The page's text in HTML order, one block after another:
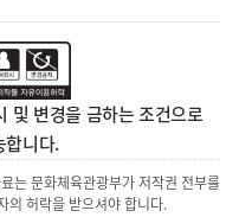
및 변경을 금하는 조건으로
합니다.
는 문화체육관광부가 저작권 전부를
의 허락을 받으셔야 합니다.